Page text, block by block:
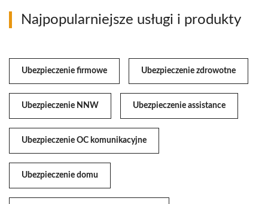
Najpopularniejsze usługi i produkty
Ubezpieczenie firmowe Ubezpieczenie zdrowotne
Ubezpieczenie NNW Ubezpieczenie assistance
Ubezpieczenie OC komunikacyjne
Ubezpieczenie domu